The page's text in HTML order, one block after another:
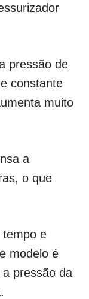
pressão de
constante
muito
a
o que
tempo e
modelo é
pressão da